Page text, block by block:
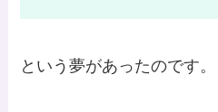
という夢があったのです。